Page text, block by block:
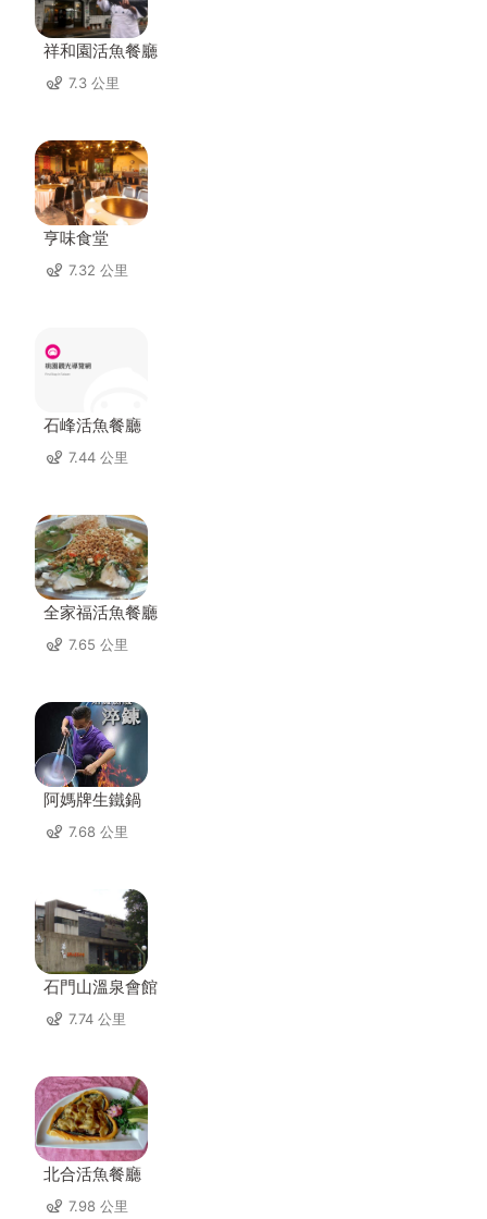
祥和園活魚餐廳
7.3 公里
亨味食堂
7.32 公里
石峰活魚餐廳
7.44 公里
全家福活魚餐廳
7.65 公里
阿媽牌生鐵鍋
7.68 公里
石門山溫泉會館
7.74 公里
北合活魚餐廳
7.98 公里